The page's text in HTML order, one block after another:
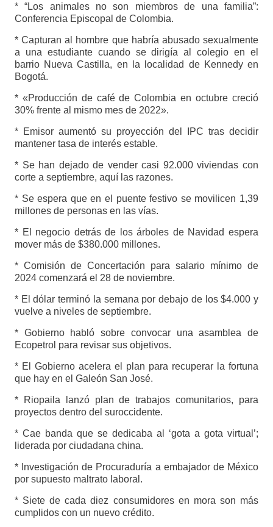
* “Los animales no son miembros de una familia”:
Conferencia Episcopal de Colombia.
* Capturan al hombre que habría abusado sexualmente
a una estudiante cuando se dirigía al colegio en el
barrio Nueva Castilla, en la localidad de Kennedy en
Bogotá.
* «Producción de café de Colombia en octubre creció
30% frente al mismo mes de 2022».
* Emisor aumentó su proyección del IPC tras decidir
mantener tasa de interés estable.
* Se han dejado de vender casi 92.000 viviendas con
corte a septiembre, aquí las razones.
* Se espera que en el puente festivo se movilicen 1,39
millones de personas en las vías.
* El negocio detrás de los árboles de Navidad espera
mover más de $380.000 millones.
* Comisión de Concertación para salario mínimo de
2024 comenzará el 28 de noviembre.
* El dólar terminó la semana por debajo de los $4.000 y
vuelve a niveles de septiembre.
* Gobierno habló sobre convocar una asamblea de
Ecopetrol para revisar sus objetivos.
* El Gobierno acelera el plan para recuperar la fortuna
que hay en el Galeón San José.
* Riopaila lanzó plan de trabajos comunitarios, para
proyectos dentro del suroccidente.
* Cae banda que se dedicaba al ‘gota a gota virtual’;
liderada por ciudadana china.
* Investigación de Procuraduría a embajador de México
por supuesto maltrato laboral.
* Siete de cada diez consumidores en mora son más
cumplidos con un nuevo crédito.